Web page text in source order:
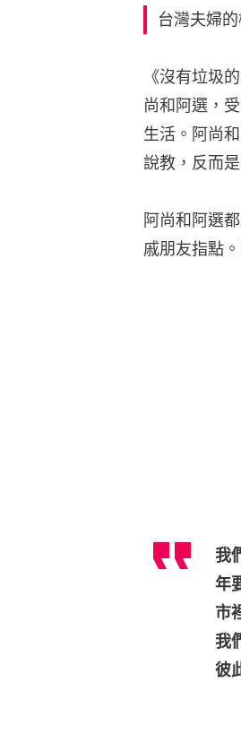
台灣夫婦
《沒有垃圾
尚和阿選，
生活。阿尚
說教，反而
阿尚和阿選
戚朋友指點
我
年
市
我
彼